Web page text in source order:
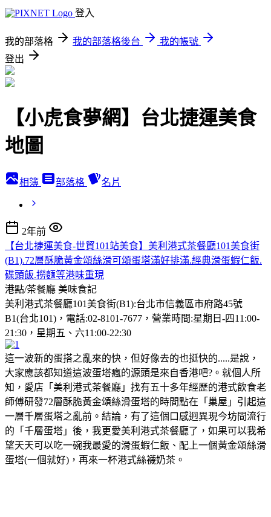
登入
我的部落格 我的部落格後台
我的帳號
登出
【小虎食夢網】台北捷運美食
地圖
相簿 部落格 名片
2年前
【台北捷運美食-世貿101站美食】美利港式茶餐廳101美食街
(B1).72層酥脆黃金頌絲滑可頌蛋塔滿好排滿.經典滑蛋蝦仁飯.
碟頭飯.撈麵等港味重現
港點/茶餐廳 美味食記
美利港式茶餐廳101美食街(B1):台北市信義區市府路45號
B1(台北101)，電話:02-8101-7677，營業時間:星期日-四11:00-
21:30，星期五、六11:00-22:30
這一波新的蛋搭之亂來的快，但好像去的也挺快的.....是說，
大家應該都知道這波蛋塔瘋的源頭是來自香港吧?。就個人所
知，愛店「美利港式茶餐廳」找有五十多年經歷的港式飲食老
師傅研發72層酥脆黃金頌絲滑蛋塔的時間點在「巢屋」引起這
一層千層蛋塔之亂前。結論，有了這個口感迥異現今坊間流行
的「千層蛋塔」後，我更愛美利港式茶餐廳了，如果可以我希
望天天可以吃一碗我最愛的滑蛋蝦仁飯、配上一個黃金頌絲滑
蛋塔(一個就好)，再來一杯港式絲襪奶茶。